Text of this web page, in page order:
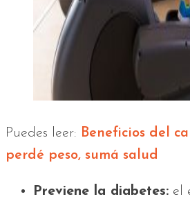
Puedes leer: Beneficios del
perdé peso, sumá salud
Previene la diabetes: el